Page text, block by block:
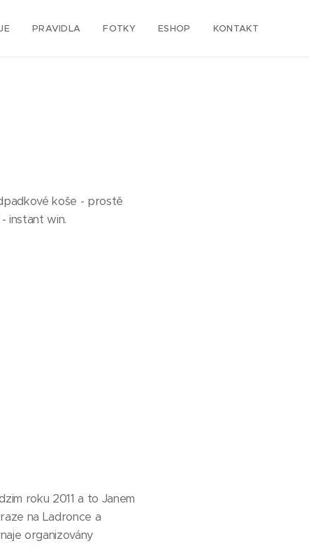
PRAVIDLA FOTKY ESHOP KONTAKT
koše - prostě
instant win.
roku 2011 a to Janem
na Ladronce a
organizovány